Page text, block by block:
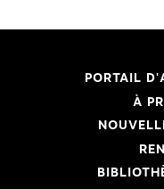
PORTAIL
À